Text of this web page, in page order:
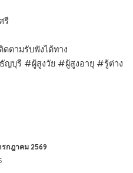
รี
ตามรับฟังได้ทาง
บุรี #ผู้สูงวัย #ผู้สูงอายุ #รู้ต่าง
กฎาคม 2569